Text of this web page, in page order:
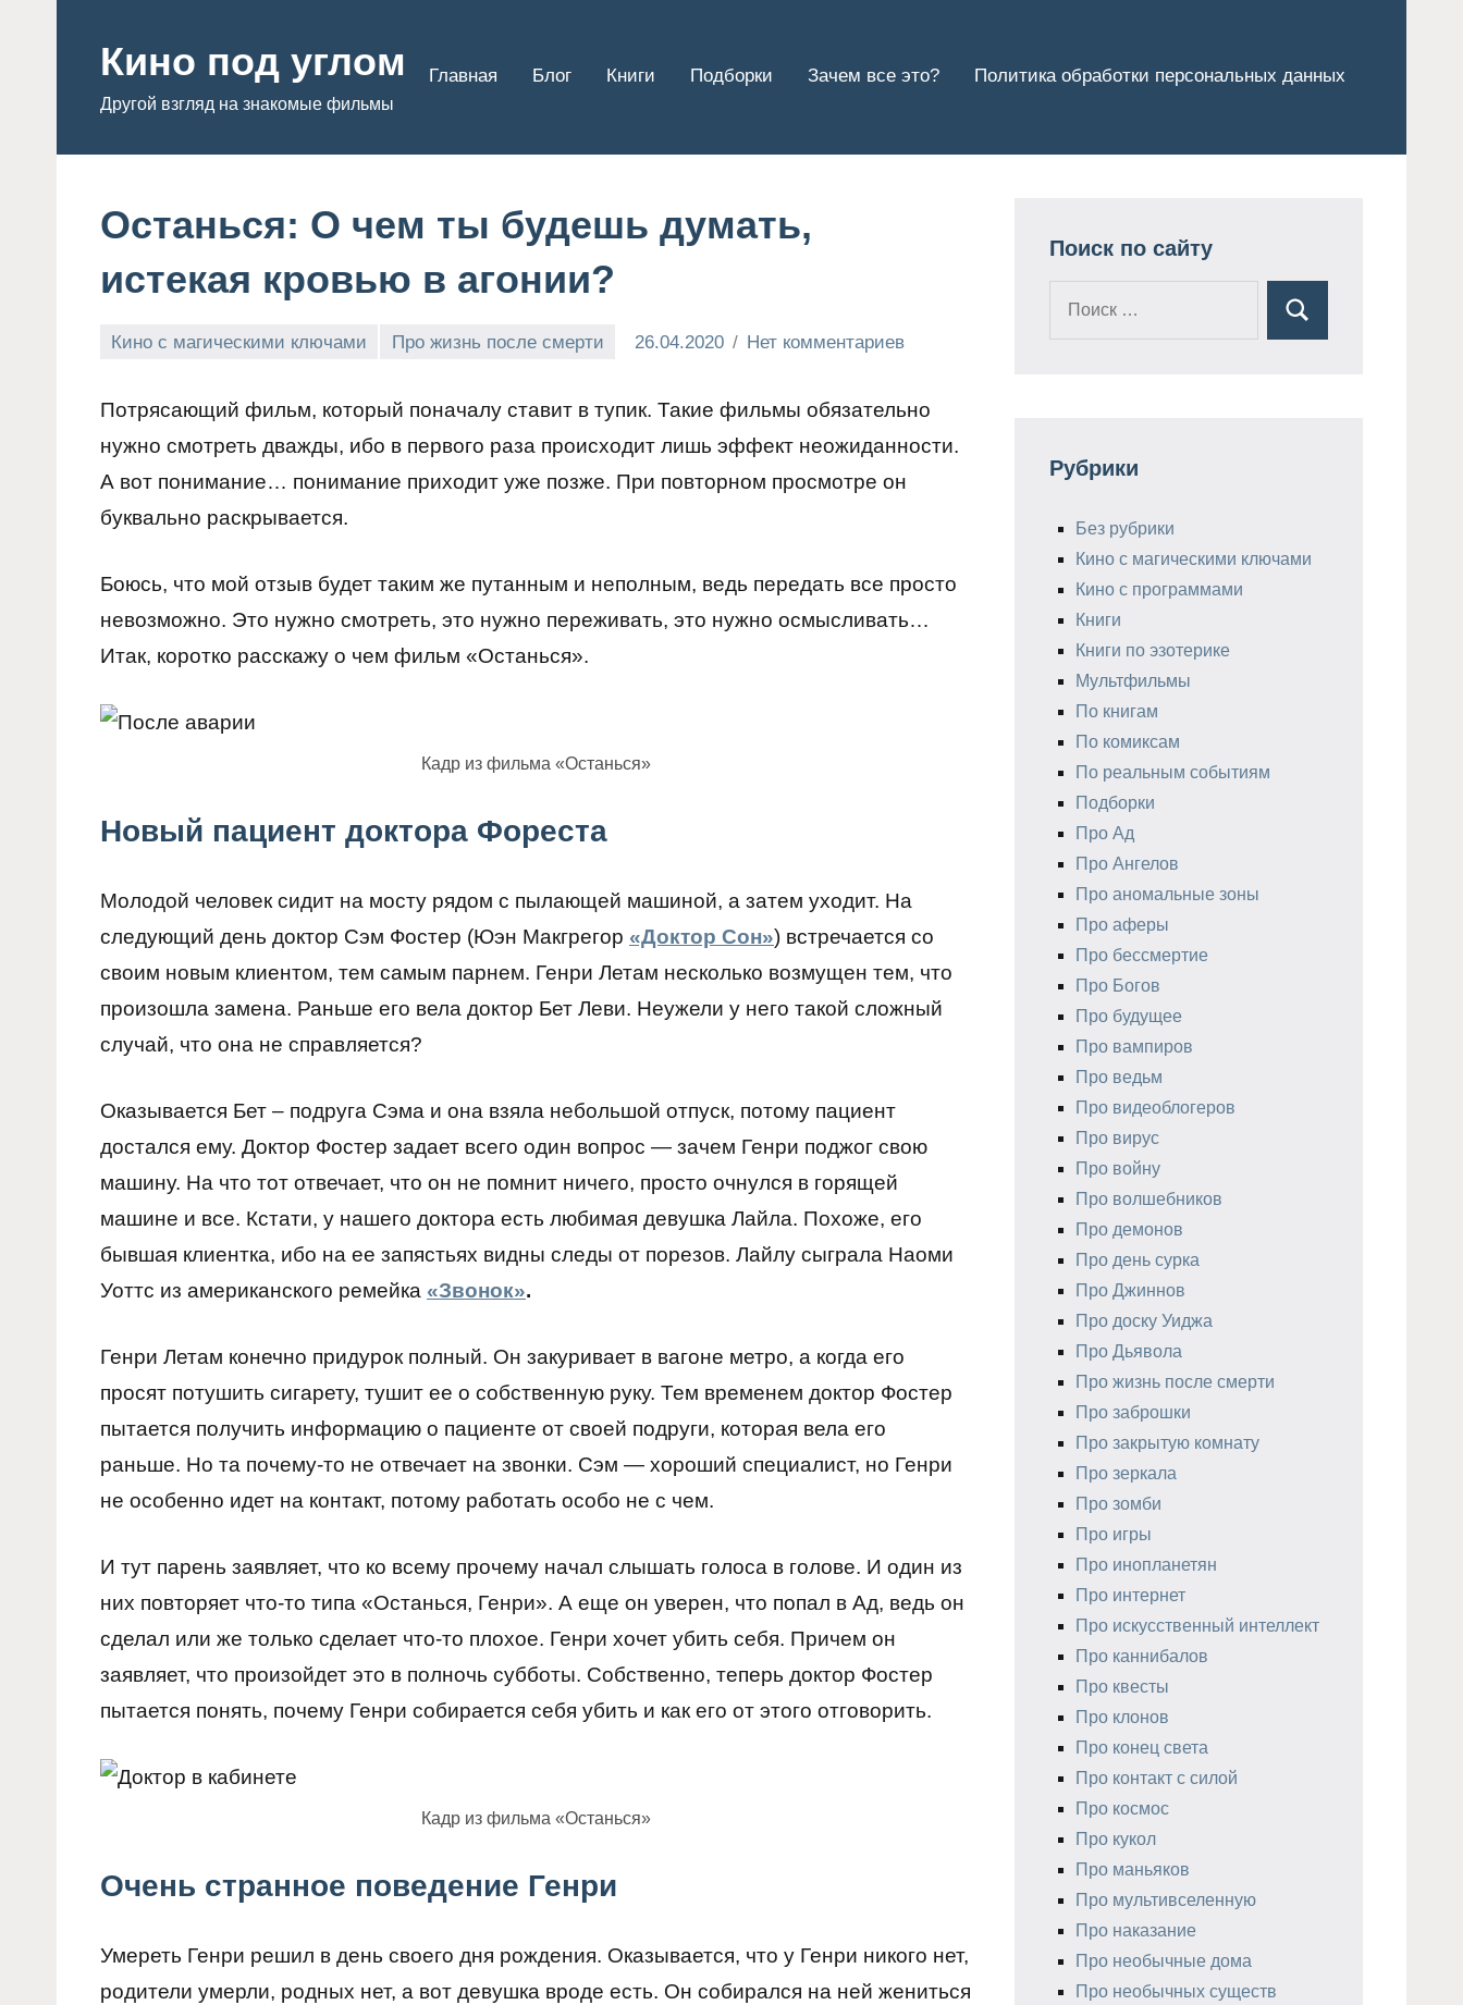
содержимому
Кино под углом
Другой взгляд на знакомые фильмы
Главная Блог Книги Подборки Зачем все это? Политика обработки персональных данных
Останься: О чем ты будешь думать,
истекая кровью в агонии?
Кино с магическими ключами Про жизнь после смерти 26.04.2020 Нет комментариев
Потрясающий фильм, который поначалу ставит в тупик. Такие фильмы обязательно
нужно смотреть дважды, ибо в первого раза происходит лишь эффект неожиданности.
А вот понимание… понимание приходит уже позже. При повторном просмотре он
буквально раскрывается.
Боюсь, что мой отзыв будет таким же путанным и неполным, ведь передать все просто
невозможно. Это нужно смотреть, это нужно переживать, это нужно осмысливать…
Итак, коротко расскажу о чем фильм «Останься».
Кадр из фильма «Останься»
Новый пациент доктора Фореста
Молодой человек сидит на мосту рядом с пылающей машиной, а затем уходит. На
следующий день доктор Сэм Фостер (Юэн Макгрегор «Доктор Сон») встречается со
своим новым клиентом, тем самым парнем. Генри Летам несколько возмущен тем, что
произошла замена. Раньше его вела доктор Бет Леви. Неужели у него такой сложный
случай, что она не справляется?
Оказывается Бет – подруга Сэма и она взяла небольшой отпуск, потому пациент
достался ему. Доктор Фостер задает всего один вопрос — зачем Генри поджог свою
машину. На что тот отвечает, что он не помнит ничего, просто очнулся в горящей
машине и все. Кстати, у нашего доктора есть любимая девушка Лайла. Похоже, его
бывшая клиентка, ибо на ее запястьях видны следы от порезов. Лайлу сыграла Наоми
Уоттс из американского ремейка «Звонок».
Генри Летам конечно придурок полный. Он закуривает в вагоне метро, а когда его
просят потушить сигарету, тушит ее о собственную руку. Тем временем доктор Фостер
пытается получить информацию о пациенте от своей подруги, которая вела его
раньше. Но та почему-то не отвечает на звонки. Сэм — хороший специалист, но Генри
не особенно идет на контакт, потому работать особо не с чем.
И тут парень заявляет, что ко всему прочему начал слышать голоса в голове. И один из
них повторяет что-то типа «Останься, Генри». А еще он уверен, что попал в Ад, ведь он
сделал или же только сделает что-то плохое. Генри хочет убить себя. Причем он
заявляет, что произойдет это в полночь субботы. Собственно, теперь доктор Фостер
пытается понять, почему Генри собирается себя убить и как его от этого отговорить.
Кадр из фильма «Останься»
Очень странное поведение Генри
Умереть Генри решил в день своего дня рождения. Оказывается, что у Генри никого нет,
родители умерли, родных нет, а вот девушка вроде есть. Он собирался на ней жениться
Поиск по сайту
Поиск
Рубрики
Без рубрики
Кино с магическими ключами
Кино с программами
Книги
Книги по эзотерике
Мультфильмы
По книгам
По комиксам
По реальным событиям
Подборки
Про Ад
Про Ангелов
Про аномальные зоны
Про аферы
Про бессмертие
Про Богов
Про будущее
Про вампиров
Про ведьм
Про видеоблогеров
Про вирус
Про войну
Про волшебников
Про демонов
Про день сурка
Про Джиннов
Про доску Уиджа
Про Дьявола
Про жизнь после смерти
Про заброшки
Про закрытую комнату
Про зеркала
Про зомби
Про игры
Про инопланетян
Про интернет
Про искусственный интеллект
Про каннибалов
Про квесты
Про клонов
Про конец света
Про контакт с силой
Про космос
Про кукол
Про маньяков
Про мультивселенную
Про наказание
Про необычные дома
Про необычных существ